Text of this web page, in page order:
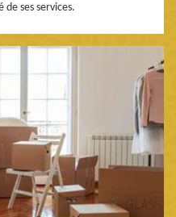
ses services.